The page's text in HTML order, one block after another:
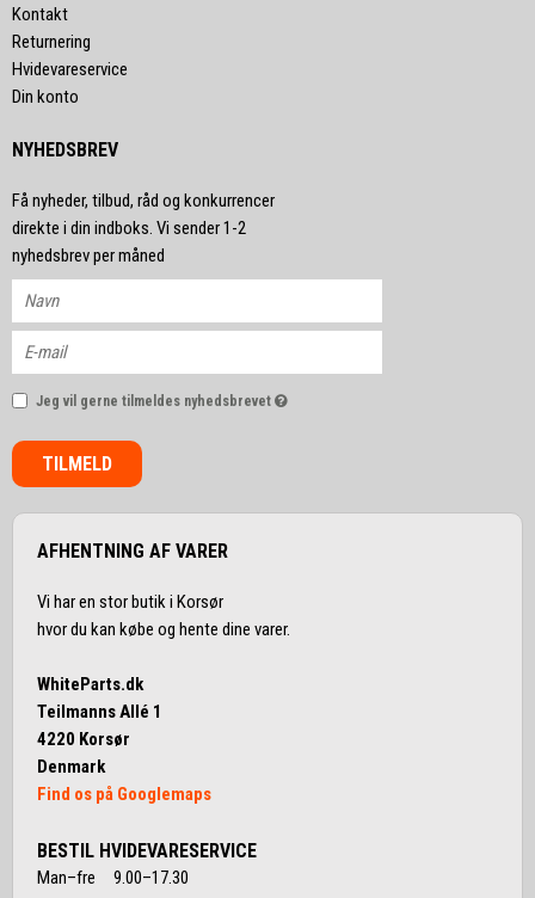
Kontakt
Returnering
Hvidevareservice
Din konto
NYHEDSBREV
Få nyheder, tilbud, råd og konkurrencer
direkte i din indboks. Vi sender 1-2
nyhedsbrev per måned
Jeg vil gerne tilmeldes nyhedsbrevet
TILMELD
AFHENTNING AF VARER
Vi har en stor butik i Korsør
hvor du kan købe og hente dine varer.
WhiteParts.dk
Teilmanns Allé 1
4220 Korsør
Denmark
Find os på Googlemaps
BESTIL HVIDEVARESERVICE
Man–fre 9.00–17.30